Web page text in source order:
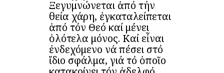
Ξεγυμνώνεται ἀπό τήν
θεία χάρη, ἐγκαταλείπεται
ἀπό τόν Θεό καί μένει
ὁλότελα μόνος. Καί εἶναι
ἐνδεχόμενο νά πέσει στό
ἴδιο σφάλμα, γιά τό ὁποῖο